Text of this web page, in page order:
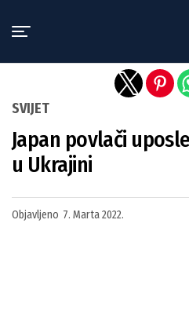
SVIJET
Japan povlači
u Ukrajini
Objavljeno 7. Marta 2022.